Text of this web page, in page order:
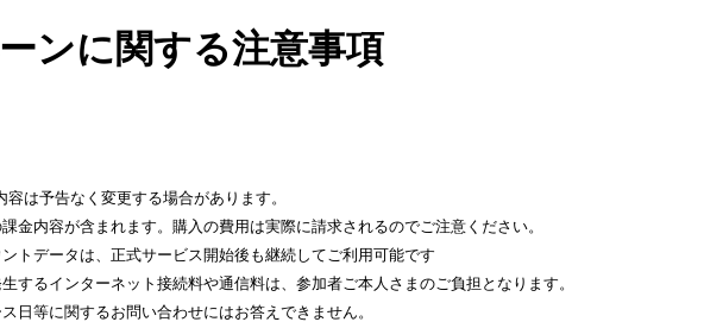
ンに関する注意事項
は予告なく変更する場合があります。
金内容が含まれます。購入の費用は実際に請求されるのでご注意ください。
トデータは、正式サービス開始後も継続してご利用可能です
するインターネット接続料や通信料は、参加者ご本人さまのご負担となります。
日等に関するお問い合わせにはお答えできません。